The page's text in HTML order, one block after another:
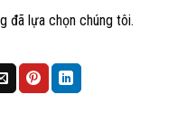
đã lựa chọn chúng tôi.